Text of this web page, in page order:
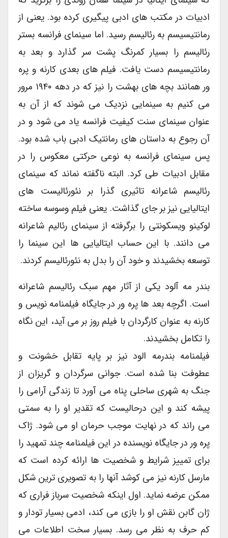
ادبیات در مکتب های ادبی پیگیری کرده بود. یعنی از
رمانتیسیسم به رئالیسم رسید. اما سینمای فرانسه بستر
رئالیسم را بسیار کمرنگ پشت سر گذارد و بعد به
رمانتیسیسم دست یافت. فیلم های بعدی کارنه و پره
ور همانند بچه های بهشت را نیز که در دهه ۱۹۴۰ مرور
می کنیم به سینمایی نزدیک می شوند که از آن به
عنوان سینمای سنت کیفیت فرانسه یاد می شود و در
آن رجوع به داستان های رمانتیک ادبی باب شده بود.
پس سینمای فرانسه به نوعی حرکتی معکوس را در
مقابل ادبیات طی کرد. البته ناگفته نماند که سینمای
رئالیسم شاعرانه تاثیری گذرا بر نئورئالیست های
ایتالیایی نیز بر جای گذاشت. یعنی فیلم وسوسه ساخته
لوکینو ویسکونتی را برگرفته از سینمای رئالیم شاعرانه
می دانند. با این حساب ایتالیایی ها این سینما را
توسعه بخشیدند و خود آن را بدل به نئورئالیسم کردند.
بندر مه آلود یکی از آثار مهم سبک رئالیسم شاعرانه
است. اگرچه بعد ها پره ور در جایگاه فیلمنامه نویس و
کارنه به عنوان کارگردان با فیلم روز بر می آید، این نگاه
را تکامل بخشیدند.
فیلمنامه بندرمه الود نیز بر پایه تقابل خشونت و
عطوفت بنا شده است. جوانی سرگردان و گریزان از
جنگ به شهری ساحلی پناه می آورد تا زندگی آرامی را
پیشه کند و این درحالیست که تقدیر او را به سمتی
می راند که در نهایت موجب حرمان او می شود. ژاک
پره ور در جایگاه نویسنده در این فیلمنامه چند تمهید را
برای تمییز شرایط و شخصیت ها ارائه کرده است که
مارسل کارنه نیز می کوشد آنها را به تصویری ترین شکل
ممکن عرضه نماید. اول اینکه شخصیت سرباز فراری که
ژان گابن نقش او را بازی می کند، ادمی بسیار تودار و
کم حرف به نظر می رسد. بسیار سخت اطلاعات می